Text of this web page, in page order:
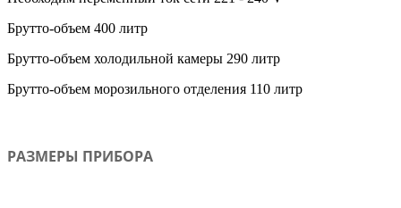
Брутто-объем 400 литр
Брутто-объем холодильной камеры 290 литр
Брутто-объем морозильного отделения 110 литр
РАЗМЕРЫ ПРИБОРА